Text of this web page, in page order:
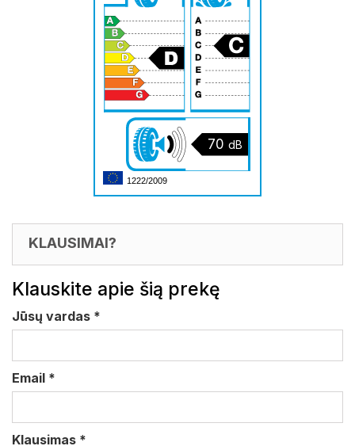
70 dB
1222/2009
KLAUSIMAI?
Klauskite apie šią prekę
Jūsų vardas *
Email *
Klausimas *